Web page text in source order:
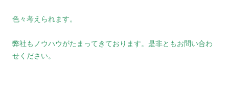
色々考えられます。
弊社もノウハウがたまってきております。是非ともお問い合わ
せください。